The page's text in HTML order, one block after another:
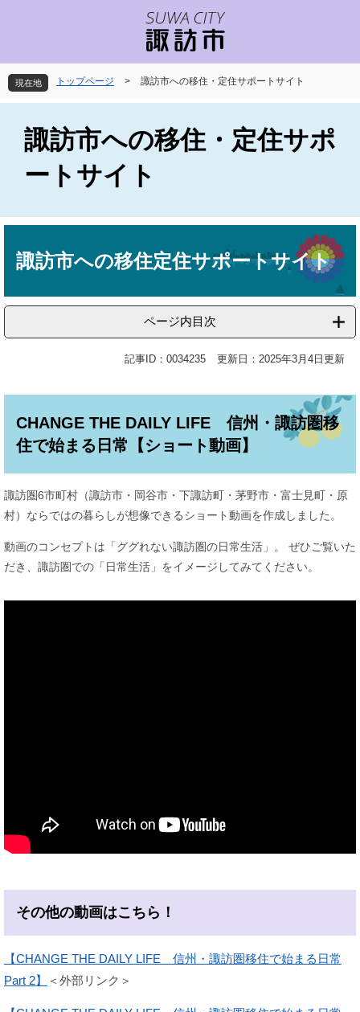
先
頭
を
飛
現在地 トップページ > 諏訪市への移住・定住サポートサイト
諏訪市への移住・定住サポ
ートサイト
諏訪市への移住定住サポートサイト
ページ内目次
記事ID：0034235 更新日：2025年3月4日更新
CHANGE THE DAILY LIFE 信州・諏訪圏移
住で始まる日常【ショート動画】
諏訪圏6市町村（諏訪市・岡谷市・下諏訪町・茅野市・富士見町・原
村）ならではの暮らしが想像できるショート動画を作成しました。
動画のコンセプトは「ググれない諏訪圏の日常生活」。 ぜひご覧いた
だき、諏訪圏での「日常生活」をイメージしてみてください。
その他の動画はこちら！
【CHANGE THE DAILY LIFE 信州・諏訪圏移住で始まる日常
Part 2】
＜外部リンク＞